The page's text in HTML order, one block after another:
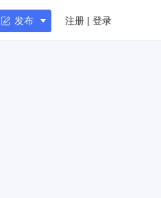
发布 注册 | 登录